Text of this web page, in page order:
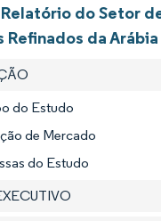
do Setor
da
do Estudo
de Mercado
do Estudo